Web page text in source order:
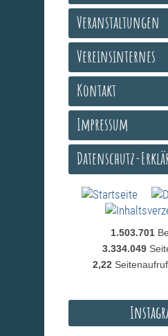
Veranstaltungen
Vereinsinternes
Kontakt
Impressum
Datenschutz-
1.503.701
3.334.049
2,22